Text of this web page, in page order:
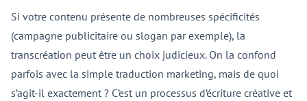
Si votre contenu présente de nombreuses spécificités
(campagne publicitaire ou slogan par exemple), la
transcréation peut être un choix judicieux. On la confond
parfois avec la simple traduction marketing, mais de quoi
s’agit-il exactement ? C’est un processus d’écriture créative et